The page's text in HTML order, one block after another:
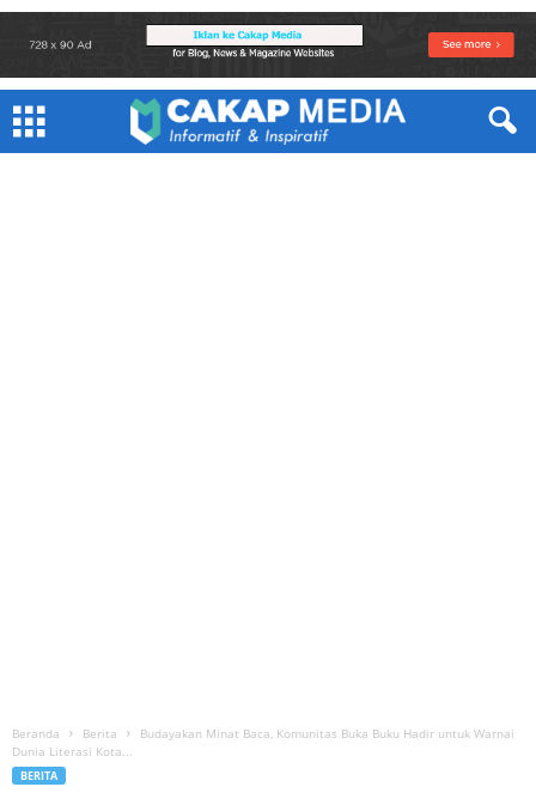
Beranda Berita
Budayakan Minat Baca, Komunitas Buka Buku Hadir untuk Warnai
Dunia Literasi Kota...
BERITA